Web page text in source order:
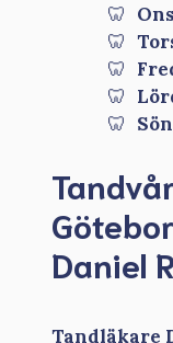
Daniel
Tandläkare